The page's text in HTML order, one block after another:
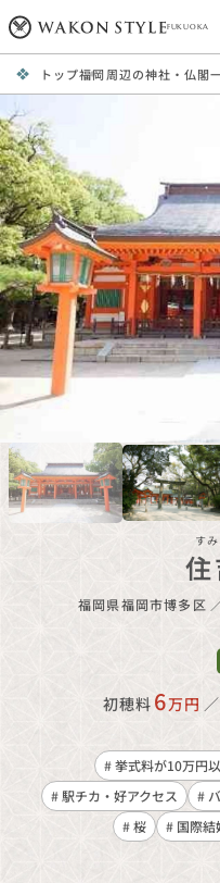
FUKUOKA
トップ福岡周辺の神社・仏閣
す
福岡県福岡市博多区
初穂料 6万円 ／
# 挙式料が10万円
# 駅チカ・好アクセス
#
# 桜
# 国際結